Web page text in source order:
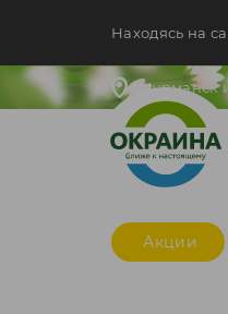
Находясь на
Мурманск
Акции